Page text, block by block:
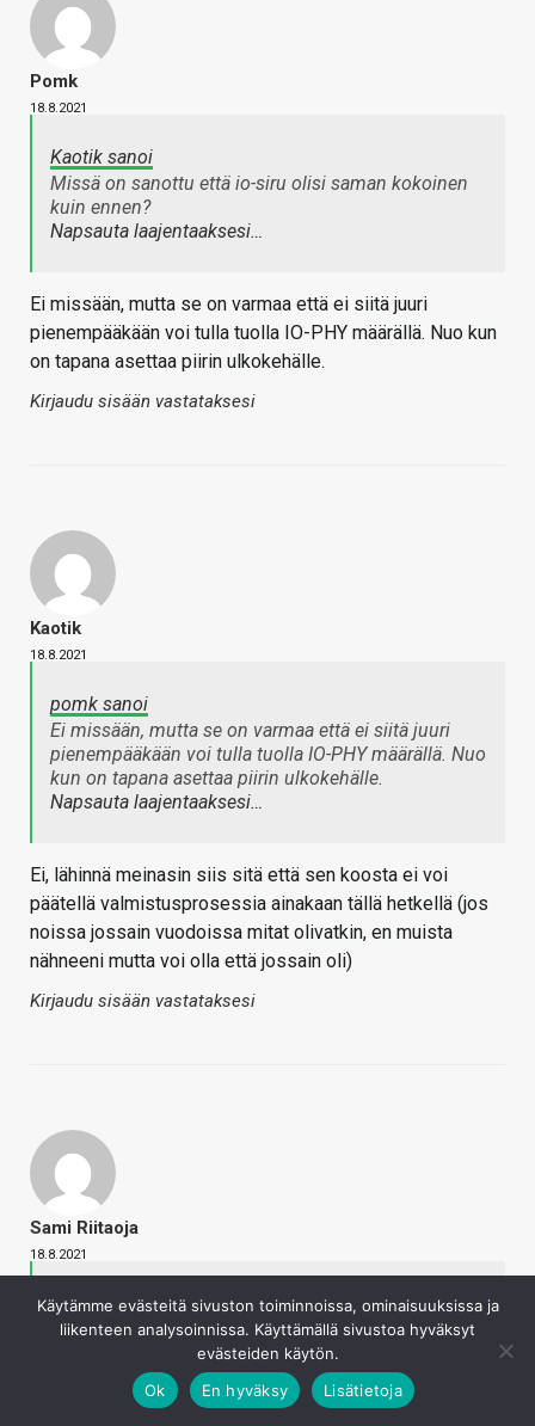
Pomk
18.8.2021
Kaotik sanoi
Missä on sanottu että io-siru olisi saman kokoinen
kuin ennen?
Napsauta laajentaaksesi…
Ei missään, mutta se on varmaa että ei siitä juuri
pienempääkään voi tulla tuolla IO-PHY määrällä. Nuo kun
on tapana asettaa piirin ulkokehälle.
Kirjaudu sisään vastataksesi
Kaotik
18.8.2021
pomk sanoi
Ei missään, mutta se on varmaa että ei siitä juuri
pienempääkään voi tulla tuolla IO-PHY määrällä. Nuo
kun on tapana asettaa piirin ulkokehälle.
Napsauta laajentaaksesi…
Ei, lähinnä meinasin siis sitä että sen koosta ei voi
päätellä valmistusprosessia ainakaan tällä hetkellä (jos
noissa jossain vuodoissa mitat olivatkin, en muista
nähneeni mutta voi olla että jossain oli)
Kirjaudu sisään vastataksesi
Sami Riitaoja
18.8.2021
Kaotik sanoi
Missä on sanottu että io-siru olisi saman kokoinen
Napsauta laajentaaksesi…
Käytämme evästeitä sivuston toiminnoissa, ominaisuuksissa ja
liikenteen analysoinnissa. Käyttämällä sivustoa hyväksyt
evästeiden käytön.
Ok
En hyväksy Lisätietoja